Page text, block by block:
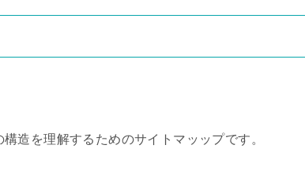
造を理解するためのサイトマッップです。